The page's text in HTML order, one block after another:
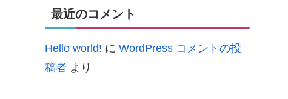
最近のコメント
Hello world! に WordPress コメントの投
稿者 より